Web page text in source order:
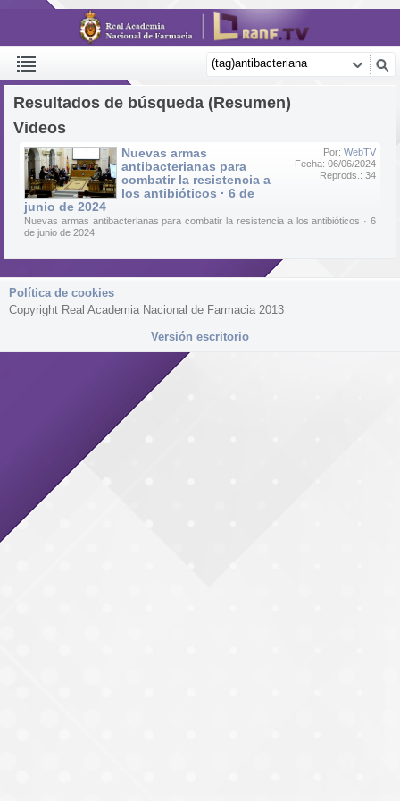
Resultados de búsqueda (Resumen)
Videos
Por: WebTV
Fecha: 06/06/2024
Reprods.: 34
Nuevas armas
antibacterianas para
combatir la resistencia a
los antibióticos · 6 de
junio de 2024
Nuevas armas antibacterianas para combatir la resistencia a los antibióticos · 6
de junio de 2024
Política de cookies
Copyright Real Academia Nacional de Farmacia 2013
Versión escritorio